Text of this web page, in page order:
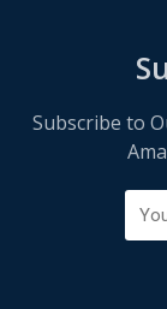
Subscribe to